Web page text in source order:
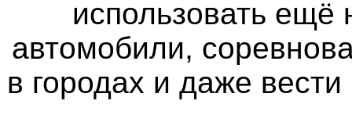
использовать
автомобили,
в городах и даже